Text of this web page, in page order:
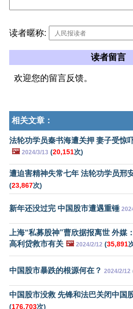
读者暱称:
读者留言
欢迎您的留言反馈。
相关文章：
法轮功学员秦书海遭关押 妻子受惊
🖼️ 2024/3/13 (20,151次)
遭迫害精神失常七年 法轮功学员邢
(23,867次)
新年还没过完 中国股市遭遇重锤
上海“私募股神”曹欣据报离世 外媒
高利贷救市有关 🖼️ 2024/2/12 (35,891
中国股市暴跌的根源何在？ 2024/2/12
中国股市没救 先锋和法巴关闭中国
(176,703次)